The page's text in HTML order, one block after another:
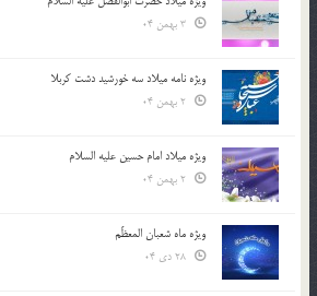
ویژه نامه میلاد سه خورشید دشت کربلا
ویژه میلاد امام حسین علیه السلام
ویژه ماه شعبان المعظّم